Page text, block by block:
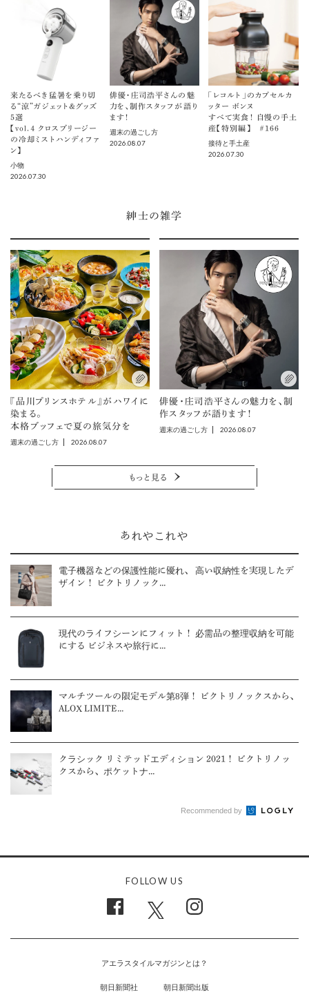
来たるべき猛暑を乗り切
る“涼”ガジェット＆グッズ
5選
【vol.４ クロスブリージー
の冷却ミストハンディファ
ン】
小物
2026.07.30
俳優・庄司浩平さんの魅
力を、制作スタッフが語り
ます！
週末の過ごし方
2026.08.07
「レコルト」のカプセルカ
ッター ボンヌ
すべて実食！ 自慢の手土
産【特別編】 ＃166
接待と手土産
2026.07.30
紳士の雑学
『品川プリンスホテル』がハワイに
染まる。
本格ブッフェで夏の旅気分を
週末の過ごし方 2026.08.07
俳優・庄司浩平さんの魅力を、制
作スタッフが語ります！
週末の過ごし方 2026.08.07
もっと見る
あれやこれや
電子機器などの保護性能に優れ、 高い収納性を実現したデ
ザイン！ ビクトリノック...
現代のライフシーンにフィット！ 必需品の整理収納を可能
にする ビジネスや旅行に...
マルチツールの限定モデル第8弾！ ビクトリノックスから、
ALOX LIMITE...
クラシック リミテッドエディション 2021！ ビクトリノッ
クスから、ポケットナ...
Recommended by
FOLLOW US
アエラスタイルマガジンとは？
朝日新聞社 朝日新聞出版